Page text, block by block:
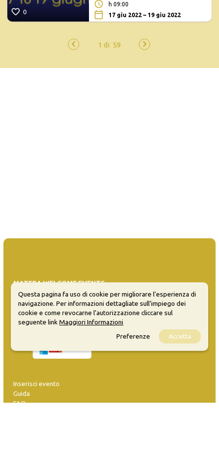
0
h 09:00
17 giu 2022 – 19 giu 2022
MATERA WELCOME EVENTS
Opendata
Privacy
Sitemap
Inserisci evento
Guida
FAQ
Questa pagina fa uso di cookie per migliorare l’esperienza di
navigazione. Per informazioni dettagliate sull’impiego dei
cookie e come revocarne l’autorizzazione cliccare sul
seguente linkMaggiori Informazioni
Preferenze
Accetta